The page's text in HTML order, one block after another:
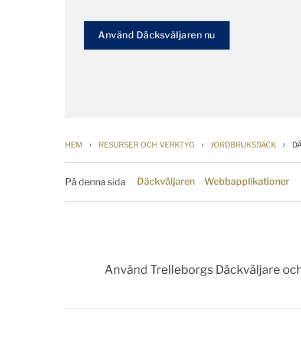
Använd Däcksväljaren nu
HEM › RESURSER OCH VERKTYG › JORDBRUKSDÄCK ›
På denna sida Däckväljaren Webbapplikationer
Använd Trelleborgs Däckväljare